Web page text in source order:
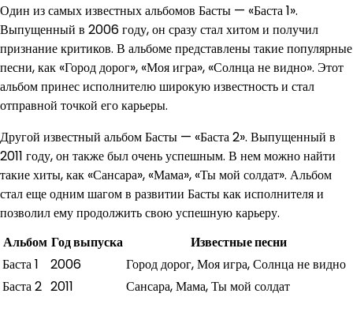
Один из самых известных альбомов Басты — «Баста 1».
Выпущенный в 2006 году, он сразу стал хитом и получил
признание критиков. В альбоме представлены такие популярные
песни, как «Город дорог», «Моя игра», «Солнца не видно». Этот
альбом принес исполнителю широкую известность и стал
отправной точкой его карьеры.
Другой известный альбом Басты — «Баста 2». Выпущенный в
2011 году, он также был очень успешным. В нем можно найти
такие хиты, как «Сансара», «Мама», «Ты мой солдат». Альбом
стал еще одним шагом в развитии Басты как исполнителя и
позволил ему продолжить свою успешную карьеру.
Альбом Год выпуска
Известные песни
Баста 1
2006
Город дорог, Моя игра, Солнца не видно
Баста 2 2011 Сансара, Мама, Ты мой солдат